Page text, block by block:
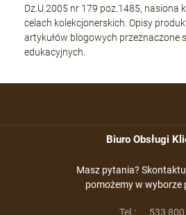
Dz.U.2005 nr 179 poz.1485, nasiona
celach kolekcjonerskich. Opisy
artykułów blogowych przeznaczone
edukacyjnych.
Biuro Obsługi
Masz pytania?
pomożemy w wyborze
Tel.: 533